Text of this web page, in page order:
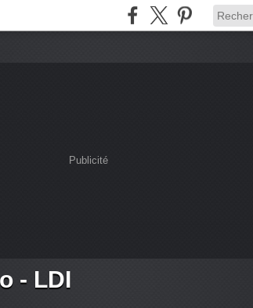
Publicité
- LDI